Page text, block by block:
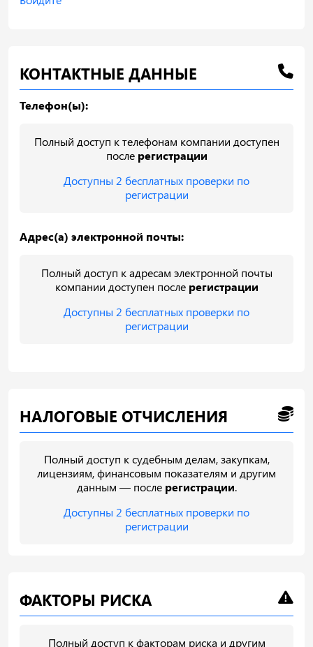
КОНТАКТНЫЕ ДАННЫЕ
Телефон(ы):
Полный доступ к телефонам компании доступен
после регистрации
Доступны 2 бесплатных проверки по
регистрации
Адрес(а) электронной почты:
Полный доступ к адресам электронной почты
компании доступен после регистрации
Доступны 2 бесплатных проверки по
регистрации
НАЛОГОВЫЕ ОТЧИСЛЕНИЯ
Полный доступ к судебным делам, закупкам,
лицензиям, финансовым показателям и другим
данным — после регистрации.
Доступны 2 бесплатных проверки по
регистрации
ФАКТОРЫ РИСКА
Полный доступ к факторам риска и другим